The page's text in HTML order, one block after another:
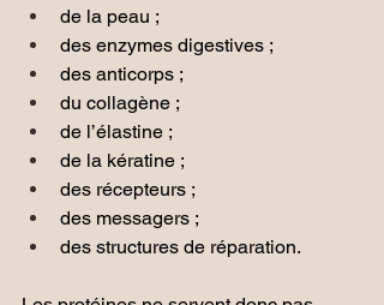
de la peau ;
des enzymes digestives ;
des anticorps ;
du collagène ;
de l’élastine ;
de la kératine ;
des récepteurs ;
des messagers ;
des structures de réparation.